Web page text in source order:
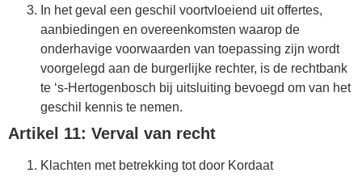
In het geval een geschil voortvloeiend uit offertes,
aanbiedingen en overeenkomsten waarop de
onderhavige voorwaarden van toepassing zijn wordt
voorgelegd aan de burgerlijke rechter, is de rechtbank
te ‘s-Hertogenbosch bij uitsluiting bevoegd om van het
geschil kennis te nemen.
Artikel 11: Verval van recht
Klachten met betrekking tot door Kordaat